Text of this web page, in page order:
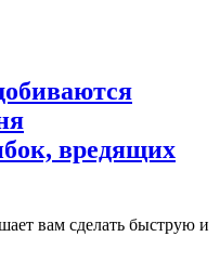
вредящих
вам сделать быструю и